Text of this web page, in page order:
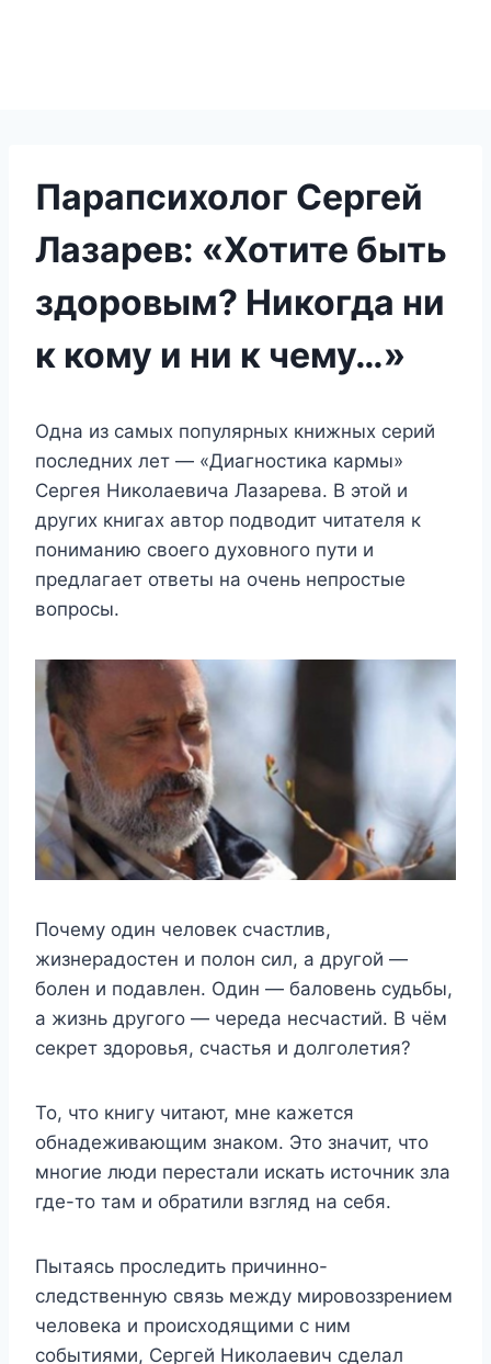
Парапсихолог Сергей
Лазарев: «Хотите быть
здоровым? Никогда ни
к кому и ни к чему…»
Одна из самых популярных книжных серий
последних лет — «Диагностика кармы»
Сергея Николаевича Лазарева. В этой и
других книгах автор подводит читателя к
пониманию своего духовного пути и
предлагает ответы на очень непростые
вопросы.
Почему один человек счастлив,
жизнерадостен и полон сил, а другой —
болен и подавлен. Один — баловень судьбы,
а жизнь другого — череда несчастий. В чём
секрет здоровья, счастья и долголетия?
То, что книгу читают, мне кажется
обнадеживающим знаком. Это значит, что
многие люди перестали искать источник зла
где-то там и обратили взгляд на себя.
Пытаясь проследить причинно-
следственную связь между мировоззрением
человека и происходящими с ним
событиями, Сергей Николаевич сделал